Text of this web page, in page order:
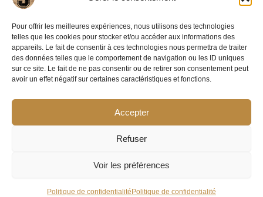
Pour offrir les meilleures expériences, nous utilisons des technologies
telles que les cookies pour stocker et/ou accéder aux informations des
appareils. Le fait de consentir à ces technologies nous permettra de traiter
des données telles que le comportement de navigation ou les ID uniques
sur ce site. Le fait de ne pas consentir ou de retirer son consentement peut
avoir un effet négatif sur certaines caractéristiques et fonctions.
Accepter
Refuser
Voir les préférences
Politique de confidentialité Politique de confidentialité
Jeux en Bois 33
3/5 rue Copernic
33185 Le Haillan
06 58 86 42 11
Réalisé parAlegoria Agency